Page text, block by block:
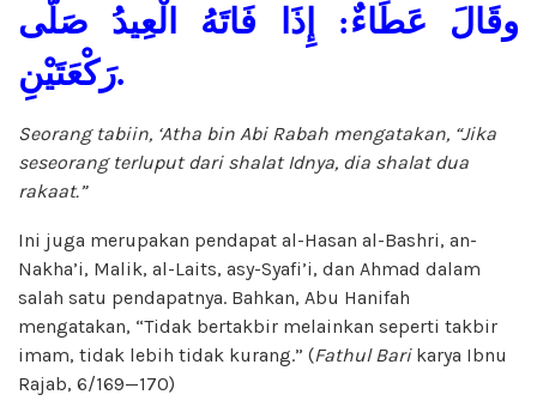
وقَالَ عَطَاءٌ: إِذَا فَاتَهُ الْعِيدُ صَلَّى
رَكْعَتَيْنِ.
Seorang tabiin, ‘Atha bin Abi Rabah mengatakan, “Jika
seseorang terluput dari shalat Idnya, dia shalat dua
rakaat.”
Ini juga merupakan pendapat al-Hasan al-Bashri, an-
Nakha’i, Malik, al-Laits, asy-Syafi’i, dan Ahmad dalam
salah satu pendapatnya. Bahkan, Abu Hanifah
mengatakan, “Tidak bertakbir melainkan seperti takbir
imam, tidak lebih tidak kurang.” (Fathul Barikarya Ibnu
Rajab, 6/169—170)